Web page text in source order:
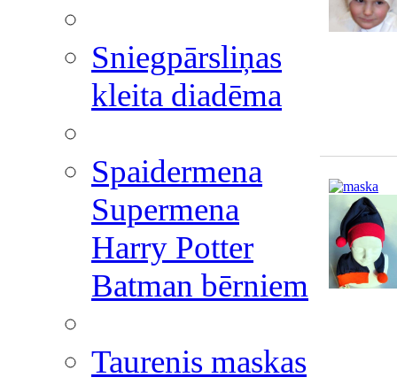
Sniegpārsliņas
kleita diadēma
Spaidermena
Supermena
Harry Potter
Batman bērniem
Taurenis maskas